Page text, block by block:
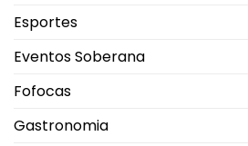
Esportes
Eventos Soberana
Fofocas
Gastronomia